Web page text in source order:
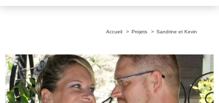
Accueil Projets Sandrine et Kevin